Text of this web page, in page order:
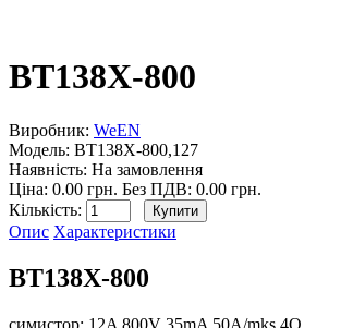
BT138X-800
Виробник: WeEN
Модель: BT138X-800,127
Наявність: На замовлення
Ціна: 0.00 грн. Без ПДВ: 0.00 грн.
Кількість:
Опис Характеристики
BT138X-800
симистор: 12A 800V 35mA 50A/mks 4Q